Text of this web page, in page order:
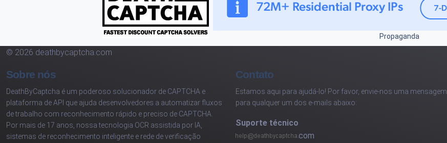
Propaganda
© 2026 deathbycaptcha.com
Sobre nós
DeathByCaptcha é um poderoso solucionador de CAPTCHA e
plataforma de API que ajuda desenvolvedores a automatizar fluxos
de trabalho com reconhecimento rápido e preciso de CAPTCHA.
Por mais de 17 anos, nossa tecnologia OCR assistida por IA,
sistemas de reconhecimento inteligente e rede de verificação
Contato
Estamos aqui para ajudá-lo! Por favor, envie-nos uma mensagem
para qualquer um dos e-mails abaixo:
Suporte técnico
com